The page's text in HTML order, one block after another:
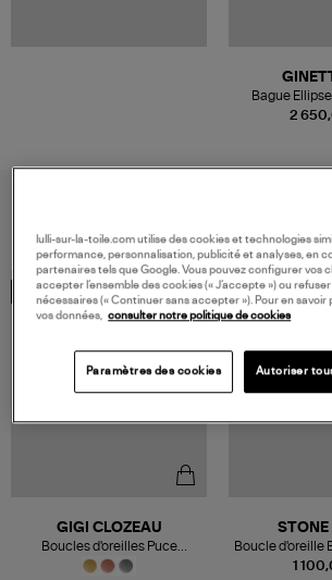
2
Bague
Large Or
MADE IN FRANCE
GIGI CLOZEAU
Boucles d'oreilles Puce
Diamants Or
MADE IN FRANCE
1
STONE
Boucle d'oreille
Or Blanc
lulli-sur-la-toile.com utilise des cookies et technologies
performance, personnalisation, publicité et analyses, en
partenaires tels que Google. Vous pouvez configurer vos
accepter l’ensemble des cookies (« J’accepte ») ou
nécessaires (« Continuer sans accepter »). Pour en savoir
vos données,
consulter notre politique de cookies
Paramètres des cookies Autoriser